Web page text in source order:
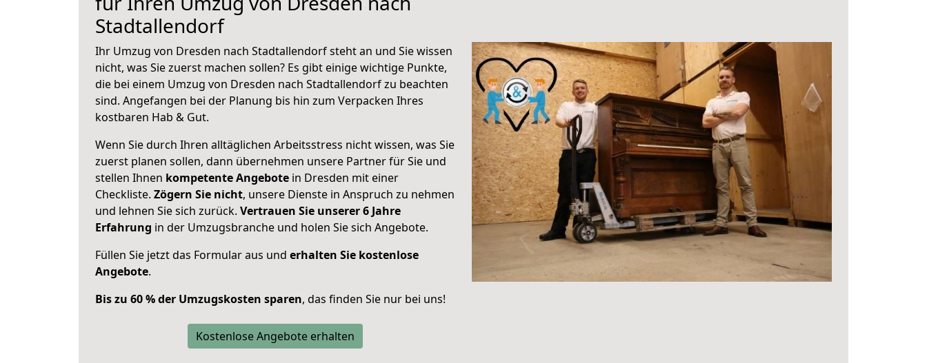
Stadtallendorf
Ihr Umzug von Dresden nach Stadtallendorf steht an und Sie wissen
nicht, was Sie zuerst machen sollen? Es gibt einige wichtige Punkte,
die bei einem Umzug von Dresden nach Stadtallendorf zu beachten
sind. Angefangen bei der Planung bis hin zum Verpacken Ihres
kostbaren Hab & Gut.
Wenn Sie durch Ihren alltäglichen Arbeitsstress nicht wissen, was Sie
zuerst planen sollen, dann übernehmen unsere Partner für Sie und
stellen Ihnen kompetente Angebote in Dresden mit einer
Checkliste. Zögern Sie nicht, unsere Dienste in Anspruch zu nehmen
und lehnen Sie sich zurück. Vertrauen Sie unserer 6 Jahre
Erfahrung in der Umzugsbranche und holen Sie sich Angebote.
Füllen Sie jetzt das Formular aus und erhalten Sie kostenlose
Angebote.
Bis zu 60 % der Umzugskosten sparen, das finden Sie nur bei uns!
Kostenlose Angebote erhalten